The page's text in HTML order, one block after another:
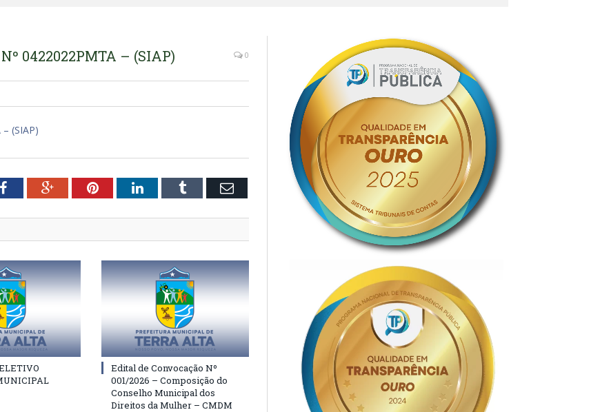
0422022PMTA – (SIAP) 0
(SIAP)
FacebookGoogle+PinterestLinkedInTumblr Email
Edital de Convocação Nº
001/2026 – Composição do
Conselho Municipal dos
Direitos da Mulher – CMDM